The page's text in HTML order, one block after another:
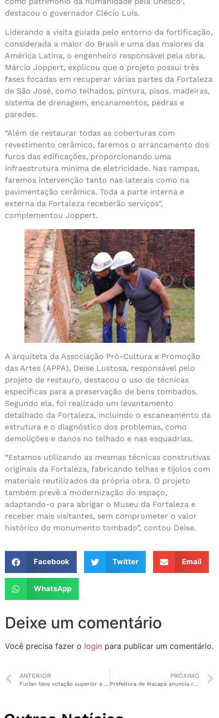
destacou o governador Clécio Luís.
Liderando a visita guiada pelo entorno da fortificação,
considerada a maior do Brasil e uma das maiores da
América Latina, o engenheiro responsável pela obra,
Márcio Joppert, explicou que o projeto possui três
fases focadas em recuperar várias partes da Fortaleza
de São José, como telhados, pintura, pisos, madeiras,
sistema de drenagem, encanamentos, pedras e
paredes.
“Além de restaurar todas as coberturas com
revestimento cerâmico, faremos o arrancamento dos
furos das edificações, proporcionando uma
infraestrutura mínima de eletricidade. Nas rampas,
faremos intervenção tanto nas laterais como na
pavimentação cerâmica. Toda a parte interna e
externa da Fortaleza receberão serviços”,
complementou Joppert.
A arquiteta da Associação Pró-Cultura e Promoção
das Artes (APPA), Deise Lustosa, responsável pelo
projeto de restauro, destacou o uso de técnicas
específicas para a preservação de bens tombados.
Segundo ela, foi realizado um levantamento
detalhado da Fortaleza, incluindo o escaneamento da
estrutura e o diagnóstico dos problemas, como
demolições e danos no telhado e nas esquadrias.
“Estamos utilizando as mesmas técnicas construtivas
originais da Fortaleza, fabricando telhas e tijolos com
materiais reutilizados da própria obra. O projeto
também prevê a modernização do espaço,
adaptando-o para abrigar o Museu da Fortaleza e
receber mais visitantes, sem comprometer o valor
histórico do monumento tombado”, contou Deise.
Facebook Twitter Email
WhatsApp
Deixe um comentário
Você precisa fazer o login para publicar um comentário.
ANTERIOR
Furlan teve votação superior a 90% na Zona Norte e nos distritos
PRÓXIMO
Prefeitura de Macapá anuncia realização do Dia D de Vacinação contra Influenza